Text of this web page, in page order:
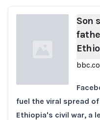
Loading...
Son
fuel the viral spread
Ethiopia's civil war, a